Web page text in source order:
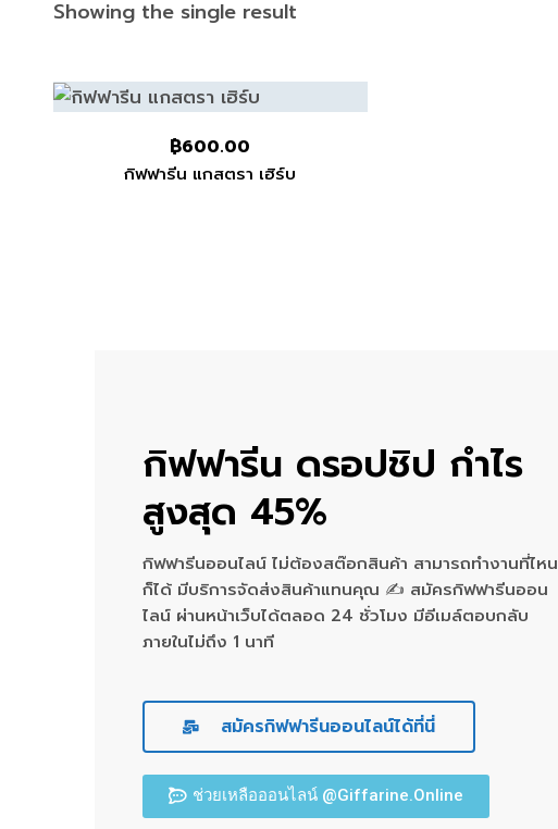
Showing the single result
฿600.00
กิฟฟารีน แกสตรา เฮิร์บ
กิฟฟารีน ดรอปชิป กำไร
สูงสุด 45%
กิฟฟารีนออนไลน์ ไม่ต้องสต๊อกสินค้า สามารถทำงานที่ไหน
ก็ได้ มีบริการจัดส่งสินค้าแทนคุณ ✍ สมัครกิฟฟารีนออน
ไลน์ ผ่านหน้าเว็บได้ตลอด 24 ชั่วโมง มีอีเมล์ตอบกลับ
ภายในไม่ถึง 1 นาที
สมัครกิฟฟารีนออนไลน์ได้ที่นี่
ช่วยเหลือออนไลน์ @Giffarine.Online